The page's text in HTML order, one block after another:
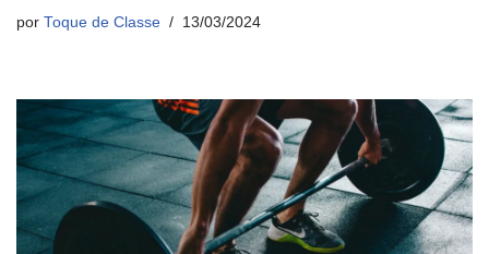
por Toque de Classe 13/03/2024